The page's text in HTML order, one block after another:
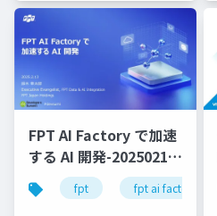
FPT AI Factory で加速
する AI 開発-20250213-
公開版fpt fpt ai factory